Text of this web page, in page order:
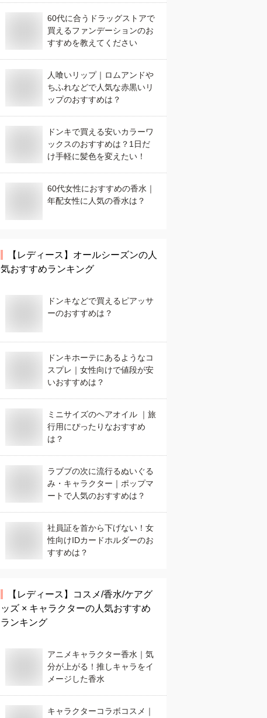
60代に合うドラッグストアで
買えるファンデーションのお
すすめを教えてください
人喰いリップ｜ロムアンドや
ちふれなどで人気な赤黒いリ
ップのおすすめは？
ドンキで買える安いカラーワ
ックスのおすすめは？1日だ
け手軽に髪色を変えたい！
60代女性におすすめの香水｜
年配女性に人気の香水は？
【レディース】 オールシーズンの人
気おすすめランキング
ドンキなどで買えるピアッサ
ーのおすすめは？
ドンキホーテにあるようなコ
スプレ｜女性向けで値段が安
いおすすめは？
ミニサイズのヘアオイル ｜旅
行用にぴったりなおすすめ
は？
ラブブの次に流行るぬいぐる
み・キャラクター｜ポップマ
ートで人気のおすすめは？
社員証を首から下げない！女
性向けIDカードホルダーのお
すすめは？
【レディース】
コスメ/香水/ケアグ
ッズ × キャラクターの人気おすすめ
ランキング
アニメキャラクター香水｜気
分が上がる！推しキャラをイ
メージした香水
キャラクターコラボコスメ｜